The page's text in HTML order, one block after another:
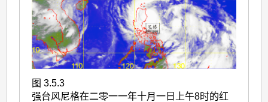
图 3.5.3
强台风尼格在二零一一年十月一日上午8时的红